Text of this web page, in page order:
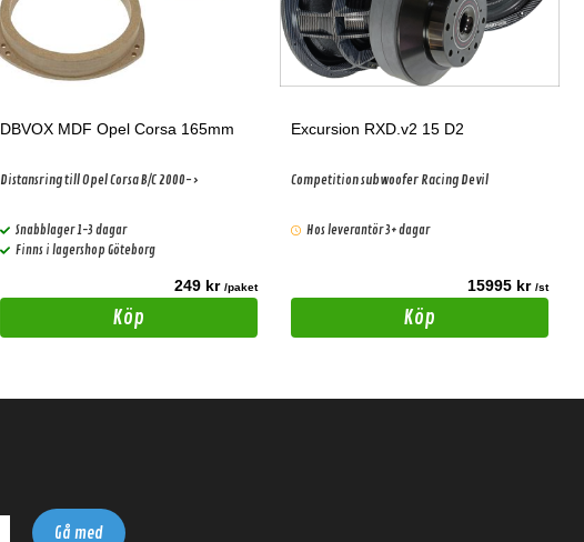
DBVOX MDF Opel Corsa 165mm
Distansring till Opel Corsa B/C 2000->
Snabblager 1-3 dagar
Finns i lagershop Göteborg
249 kr /paket
Köp
Excursion RXD.v2 15 D2
Competition subwoofer Racing Devil
Hos leverantör 3+ dagar
15995 kr /st
Köp